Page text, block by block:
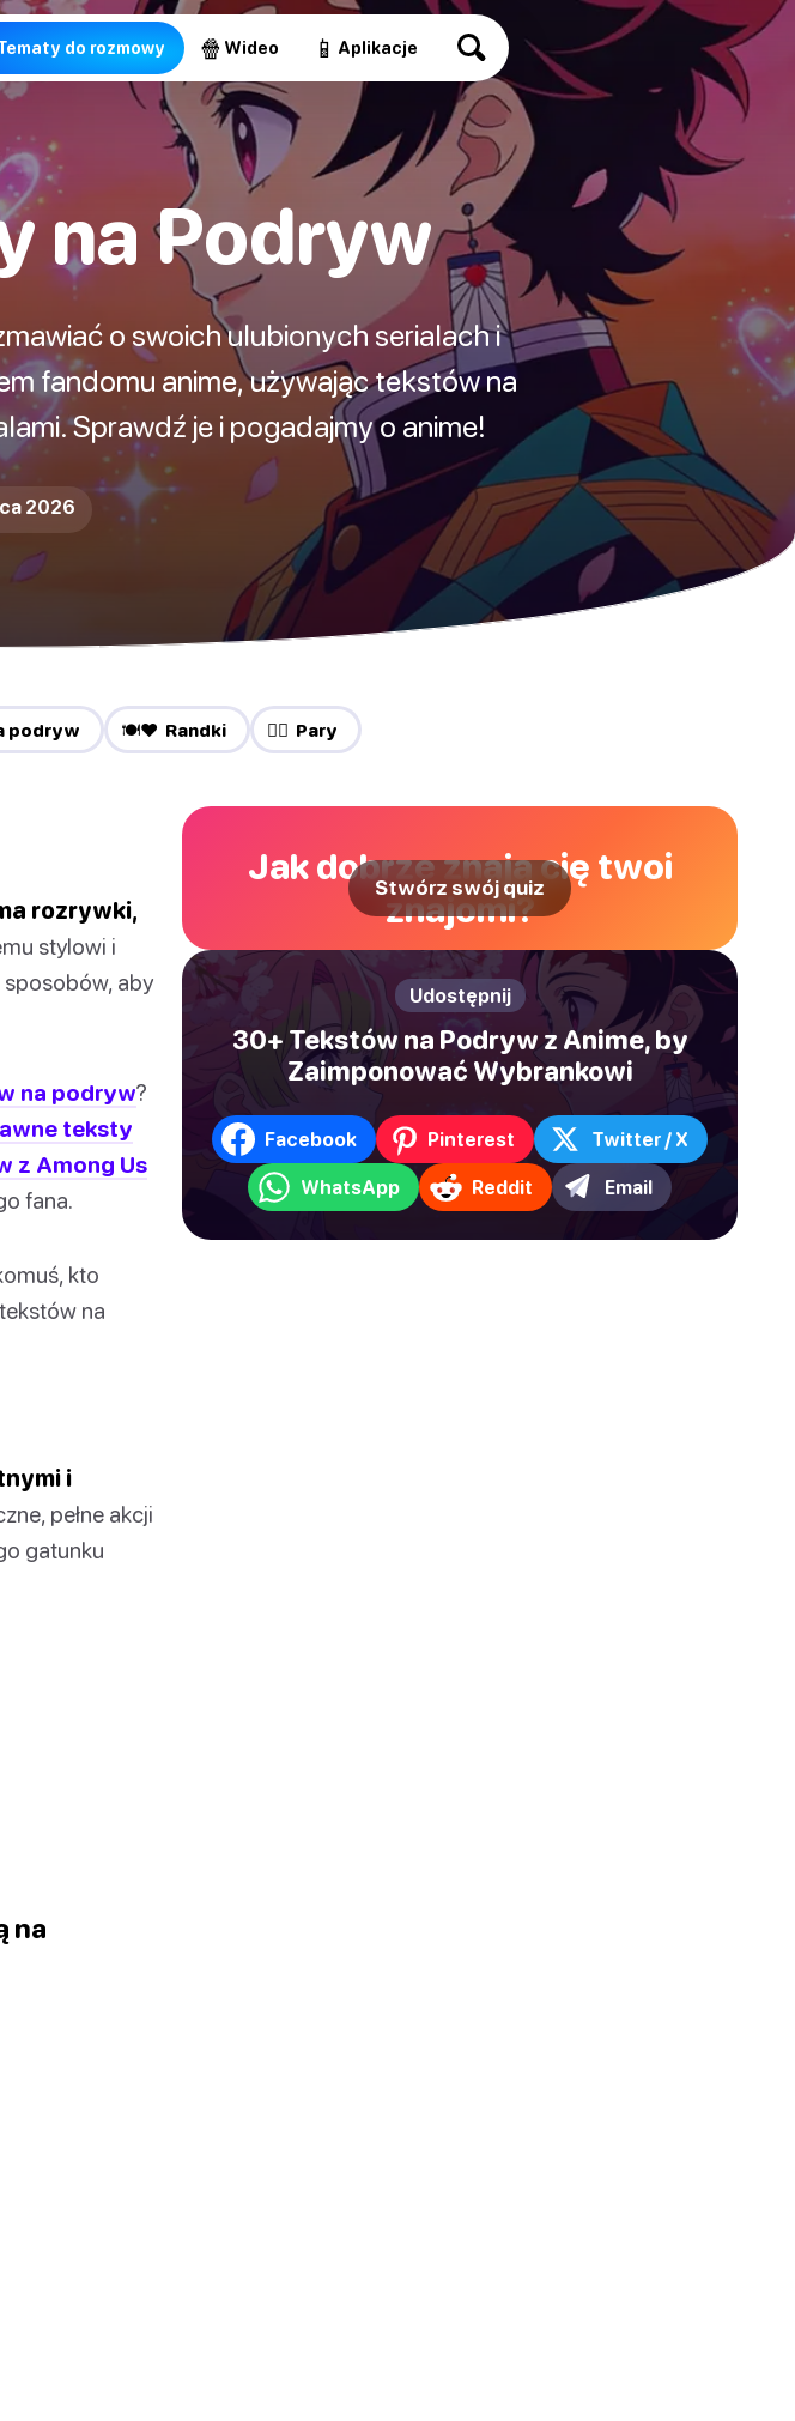
do rozmowy 🍿 Wideo 📱 Aplikacje
na Podryw
o swoich ulubionych serialach i
fandomu anime, używając tekstów na
Sprawdź je i pogadajmy o anime!
2026
podryw 🍽️❤️ Randki ❤️‍🔥 Pary
rozrywki,
stylowi i
aby
na podryw?
teksty
z Among Us
fana.
kto
na
i
pełne akcji
gatunku
na
Jak dobrze znają cię twoi
znajomi?
Stwórz swój quiz
Udostępnij
30+ Tekstów na Podryw z Anime, by
Zaimponować Wybrankowi
Facebook Pinterest Twitter / X
WhatsApp Reddit Email